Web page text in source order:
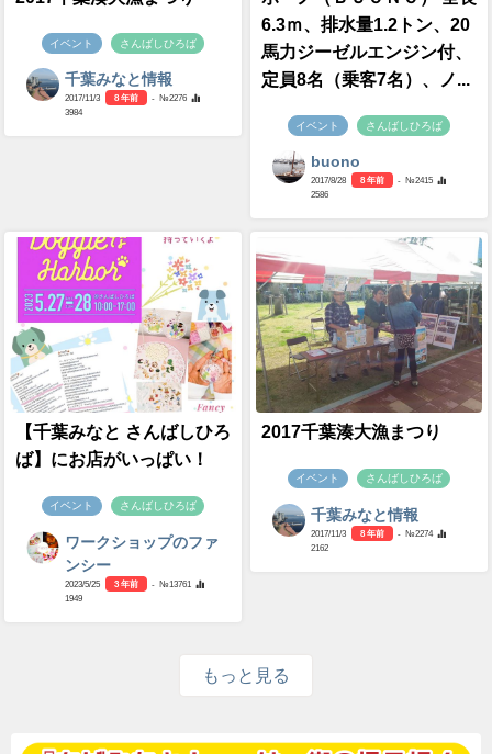
イベント さんばしひろば
千葉みなと情報
2017/11/3 8 年前
- №2276
3984
6.3ｍ、排水量1.2トン、20
馬力ジーゼルエンジン付、
定員8名（乗客7名）、ノ...
イベント さんばしひろば
buono
2017/8/28 8 年前
- №2415
2586
【千葉みなと さんばしひろ
ば】にお店がいっぱい！
イベント さんばしひろば
ワークショップのファ
ンシー
2023/5/25 3 年前
- №13761
1949
2017千葉湊大漁まつり
イベント さんばしひろば
千葉みなと情報
2017/11/3 8 年前
- №2274
2162
もっと見る